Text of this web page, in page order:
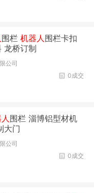
围栏机器人 围栏卡扣
龙桥订制
公司
0成交
围栏 淄博铝型材机
大门
公司
0成交